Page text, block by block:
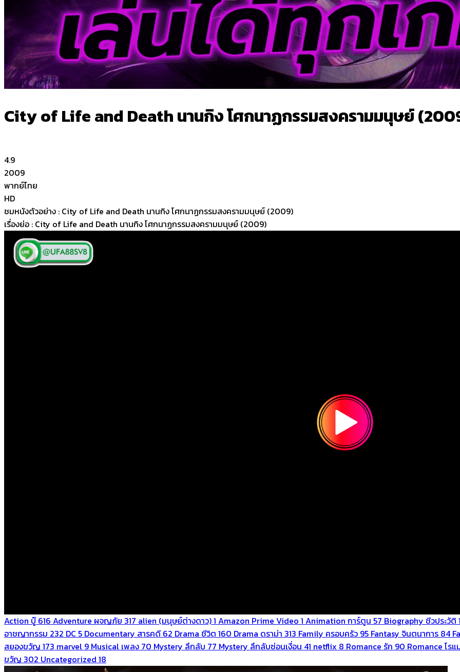
City of Life and Death นานกิง โศกนาฏกรรมสงครามมนุษย์
4.9
2009
พากย์ไทย
HD
ชมหนังตัวอย่าง : City of Life and Death นานกิง โศกนาฏกรรมสงครามมนุษย์ (2009)
เรื่องย่อ : City of Life and Death นานกิง โศกนาฏกรรมสงครามมนุษย์ (2009)
Action บู๊ 616 Adventure ผจญภัย 317 alien (มนุษย์ต่างดาว)1 Amazon Prime Video 1 Animation การ์ตูน 57 Biography ชีวประวัติ
อาชญากรรม 232 DC 5 Documentary สารคดี 62 Drama ชีวิต 160 Drama ดราม่า 313 Family ครอบครัว 95 Fantasy จินตนาการ 84
สยองขวัญ 173 marvel 9 Musical เพลง 70 Mystery ลึกลับ 77 Mystery ลึกลับซ่อนเงื่อน 41 netflix 8 Romance รัก 90 Romance โร
ขวัญ 302 Uncategorized 18